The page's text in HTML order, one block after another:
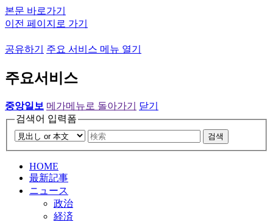
본문 바로가기
이전 페이지로 가기
공유하기 주요 서비스 메뉴 열기
주요서비스
중앙일보 메가메뉴로 돌아가기
닫기
검색어 입력폼
검색
HOME
最新記事
ニュース
政治
経済